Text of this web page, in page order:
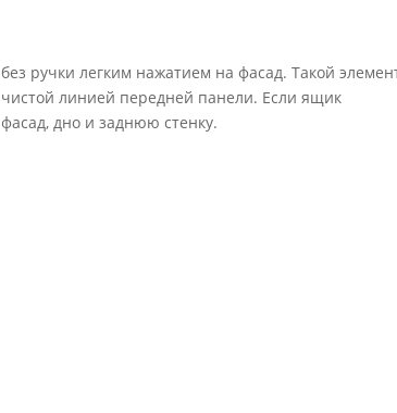
ручки легким нажатием на фасад. Такой
линией передней панели. Если ящик
дно и заднюю стенку.